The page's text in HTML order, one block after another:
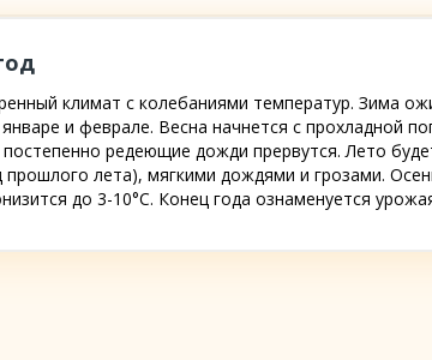
климат с колебаниями температур. Зима
и феврале. Весна начнется с прохладной
редеющие дожди прервутся. Лето
прошлого лета), мягкими дождями и грозами.
до 3-10°C. Конец года ознаменуется